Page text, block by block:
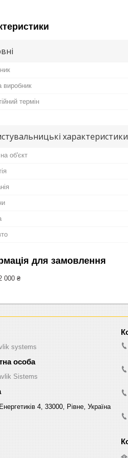
виробник
термін
характеристики
об'єкт
для замовлення
000 ₴
sуstems
Sistems
4, 33000, Рівне, Україна